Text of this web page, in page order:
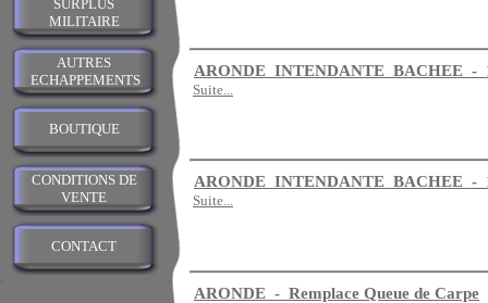
SURPLUS
MILITAIRE
AUTRES
ECHAPPEMENTS
BOUTIQUE
CONDITIONS DE
VENTE
CONTACT
ARONDE INTENDANTE BACHEE -
Suite...
ARONDE INTENDANTE BACHEE -
Suite...
ARONDE - Remplace Queue de Carpe